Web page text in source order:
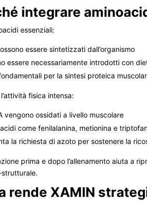
integrare
essenziali:
essere sintetizzati dall’organismo
essere necessariamente introdotti con
per la sintesi proteica
fisica intensa:
vengono ossidati a livello muscolare
come fenilalanina, metionina e
la richiesta di azoto per sostenere la
prima e dopo l’allenamento aiuta a
rende XAMIN